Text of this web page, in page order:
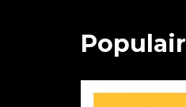
Populair